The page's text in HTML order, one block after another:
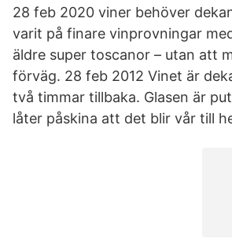
28 feb 2020 viner behöver
varit på finare vinprovningar
äldre super toscanor – utan att
förväg. 28 feb 2012 Vinet är
två timmar tillbaka. Glasen är
låter påskina att det blir vår till